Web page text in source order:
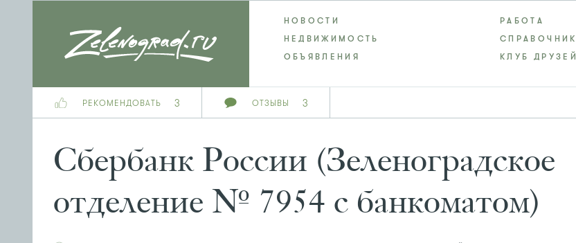
РЕКОМЕНДОВАТЬ 3 ОТЗЫВЫ 3
НОВОСТИ
РАБОТА
НЕДВИЖИМОСТЬ
СПРАВОЧНИК
ОБЪЯВЛЕНИЯ
КЛУБ ДРУЗЕЙ
Сбербанк России (Зеленоградское
отделение № 7954 с банкоматом)